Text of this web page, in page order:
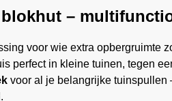
–
voor wie extra opbergruimte
perfect in kleine tuinen, tegen
voor al je belangrijke tuinspullen